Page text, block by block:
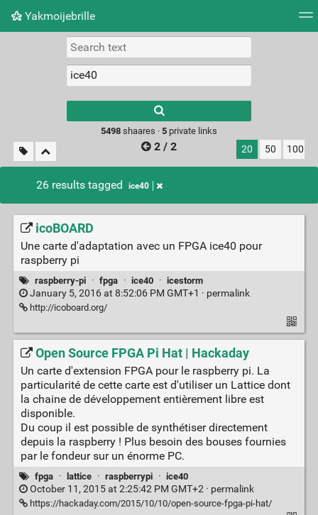
Yakmoijebrille
Picture wall
results.
5498shaares · 5private links
2 / 2 20 50 100
26 results tagged ice40
icoBOARD
Une carte d'adaptation avec un FPGA ice40 pour
raspberry pi
raspberry-pi · fpga · ice40 · icestorm
January 5, 2016 at 8:52:06 PM GMT+1 · permalink
http://icoboard.org/
Open Source FPGA Pi Hat | Hackaday
Un carte d'extension FPGA pour le raspberry pi. La
particularité de cette carte est d'utiliser un Lattice dont
la chaine de développement entièrement libre est
disponible.
Du coup il est possible de synthétiser directement
depuis la raspberry ! Plus besoin des bouses fournies
par le fondeur sur un énorme PC.
fpga · lattice · raspberrypi · ice40
October 11, 2015 at 2:25:42 PM GMT+2 · permalink
https://hackaday.com/2015/10/10/open-source-fpga-pi-hat/